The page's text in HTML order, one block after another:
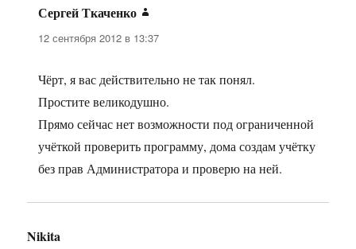
Сергей Ткаченко
12 сентября 2012 в 13:37
Чёрт, я вас действительно не так понял.
Простите великодушно.
Прямо сейчас нет возможности под ограниченной
учёткой проверить программу, дома создам учётку
без прав Администратора и проверю на ней.
Nikita